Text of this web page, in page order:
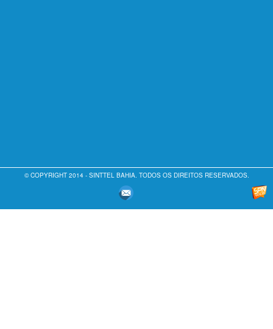
© COPYRIGHT 2014 - SINTTEL BAHIA. TODOS OS DIREITOS RESERVADOS.